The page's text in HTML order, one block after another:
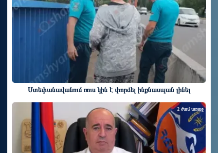
Ստեփանավանում ռուս կին է փորձել ինքնասպան լինել
2 ժամ առաջ